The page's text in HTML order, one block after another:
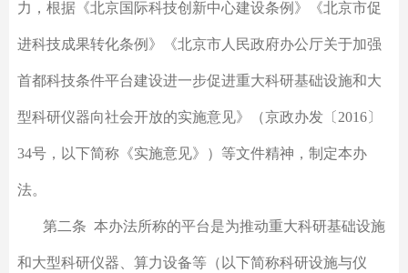
力，根据《北京国际科技创新中心建设条例》《北京市促
进科技成果转化条例》《北京市人民政府办公厅关于加强
首都科技条件平台建设进一步促进重大科研基础设施和大
型科研仪器向社会开放的实施意见》（京政办发〔2016〕
34号，以下简称《实施意见》）等文件精神，制定本办
法。
第二条 本办法所称的平台是为推动重大科研基础设施
和大型科研仪器、算力设备等（以下简称科研设施与仪